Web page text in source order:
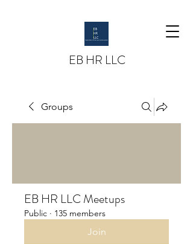
EB HR LLC
Groups
EB HR LLC Meetups
Public · 135 members
Join